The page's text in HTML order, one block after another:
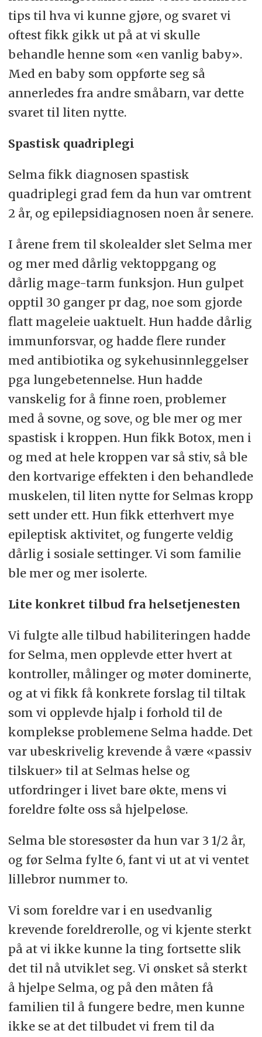
tips til hva vi kunne gjøre, og svaret vi
oftest fikk gikk ut på at vi skulle
behandle henne som «en vanlig baby».
Med en baby som oppførte seg så
annerledes fra andre småbarn, var dette
svaret til liten nytte.
Spastisk quadriplegi
Selma fikk diagnosen spastisk
quadriplegi grad fem da hun var omtrent
2 år, og epilepsidiagnosen noen år senere.
I årene frem til skolealder slet Selma mer
og mer med dårlig vektoppgang og
dårlig mage-tarm funksjon. Hun gulpet
opptil 30 ganger pr dag, noe som gjorde
flatt mageleie uaktuelt. Hun hadde dårlig
immunforsvar, og hadde flere runder
med antibiotika og sykehusinnleggelser
pga lungebetennelse. Hun hadde
vanskelig for å finne roen, problemer
med å sovne, og sove, og ble mer og mer
spastisk i kroppen. Hun fikk Botox, men i
og med at hele kroppen var så stiv, så ble
den kortvarige effekten i den behandlede
muskelen, til liten nytte for Selmas kropp
sett under ett. Hun fikk etterhvert mye
epileptisk aktivitet, og fungerte veldig
dårlig i sosiale settinger. Vi som familie
ble mer og mer isolerte.
Lite konkret tilbud fra helsetjenesten
Vi fulgte alle tilbud habiliteringen hadde
for Selma, men opplevde etter hvert at
kontroller, målinger og møter dominerte,
og at vi fikk få konkrete forslag til tiltak
som vi opplevde hjalp i forhold til de
komplekse problemene Selma hadde. Det
var ubeskrivelig krevende å være «passiv
tilskuer» til at Selmas helse og
utfordringer i livet bare økte, mens vi
foreldre følte oss så hjelpeløse.
Selma ble storesøster da hun var 3 1/2 år,
og før Selma fylte 6, fant vi ut at vi ventet
lillebror nummer to.
Vi som foreldre var i en usedvanlig
krevende foreldrerolle, og vi kjente sterkt
på at vi ikke kunne la ting fortsette slik
det til nå utviklet seg. Vi ønsket så sterkt
å hjelpe Selma, og på den måten få
familien til å fungere bedre, men kunne
ikke se at det tilbudet vi frem til da